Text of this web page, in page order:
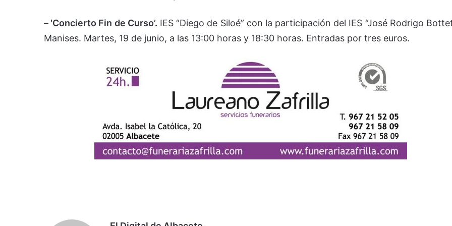
– ‘Concierto Fin de Curso’. IES “Diego de Siloé” con la participación del IES “José Rodrigo
Manises. Martes, 19 de junio, a las 13:00 horas y 18:30 horas. Entradas por tres euros.